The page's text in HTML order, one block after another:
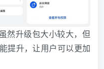
然升级包大小较大，但
提升，让用户可以更加